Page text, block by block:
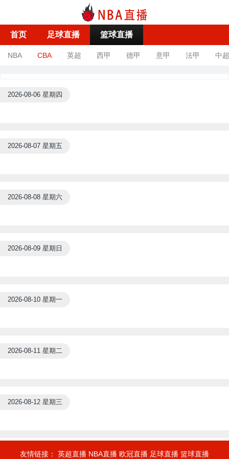
首页 足球直播 篮球直播
NBA CBA 英超 西甲 德甲 意甲 法甲 中超
2026-08-06 星期四
2026-08-07 星期五
2026-08-08 星期六
2026-08-09 星期日
2026-08-10 星期一
2026-08-11 星期二
2026-08-12 星期三
友情链接： 英超直播 NBA直播 欧冠直播 足球直播 篮球直播